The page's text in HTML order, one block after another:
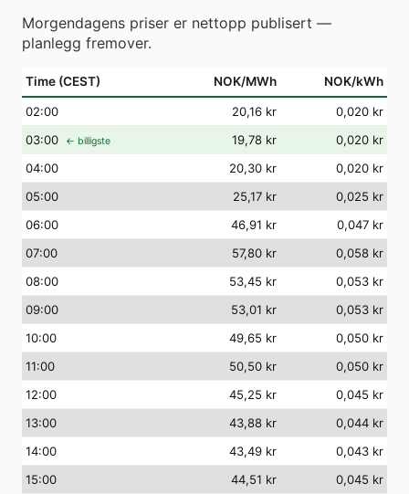
Morgendagens priser er nettopp publisert —
planlegg fremover.
Time (CEST) NOK/MWh NOK/kWh
02:00 20,16 kr
0,020 kr
03:00 ← billigste 19,78 kr
0,020 kr
04:00 20,30 kr
0,020 kr
05:00 25,17 kr
0,025 kr
06:00 46,91 kr
0,047 kr
07:00 57,80 kr
0,058 kr
08:00 53,45 kr
0,053 kr
09:00 53,01 kr
0,053 kr
10:00 49,65 kr
0,050 kr
11:00 50,50 kr
0,050 kr
12:00 45,25 kr
0,045 kr
13:00 43,88 kr
0,044 kr
14:00 43,49 kr
0,043 kr
15:00 44,51 kr
0,045 kr